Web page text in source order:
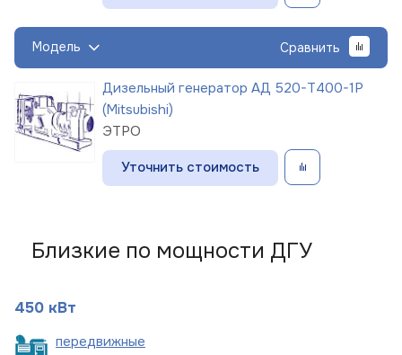
Модель Сравнить
Дизельный генератор АД 520-Т400-1Р
(Mitsubishi)
ЭТРО
Уточнить стоимость
Близкие по мощности ДГУ
450 кВт
передвижные